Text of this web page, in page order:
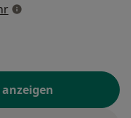
über Spezialisierungen